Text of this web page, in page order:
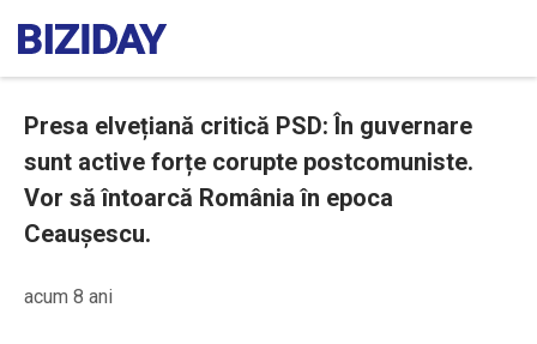
Presa elvețiană critică PSD: În guvernare
sunt active forțe corupte postcomuniste.
Vor să întoarcă România în epoca
Ceaușescu.
acum 8 ani